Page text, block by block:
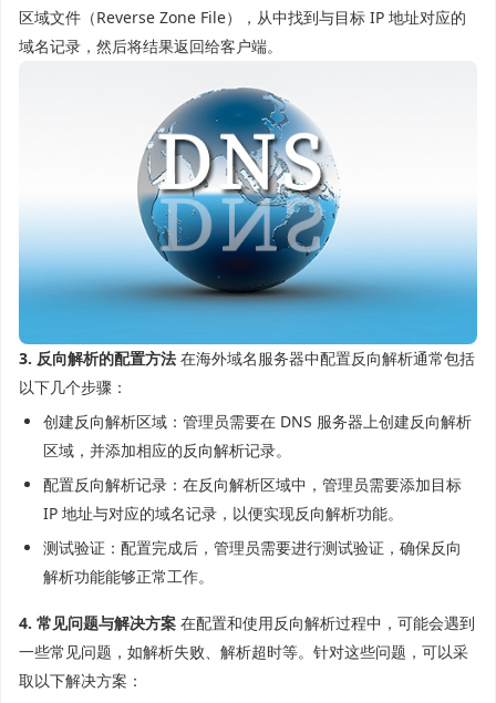
区域文件（Reverse Zone File），从中找到与目标 IP 地址对应的
域名记录，然后将结果返回给客户端。
3. 反向解析的配置方法 在海外域名服务器中配置反向解析通常包括
以下几个步骤：
创建反向解析区域：管理员需要在 DNS 服务器上创建反向解析
区域，并添加相应的反向解析记录。
配置反向解析记录：在反向解析区域中，管理员需要添加目标
IP 地址与对应的域名记录，以便实现反向解析功能。
测试验证：配置完成后，管理员需要进行测试验证，确保反向
解析功能能够正常工作。
4. 常见问题与解决方案 在配置和使用反向解析过程中，可能会遇到
一些常见问题，如解析失败、解析超时等。针对这些问题，可以采
取以下解决方案：